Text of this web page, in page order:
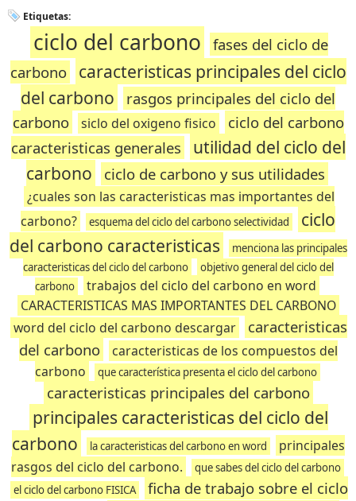
Etiquetas:
ciclo del carbono
fases del ciclo de
carbono
caracteristicas principales del ciclo
del carbono
rasgos principales del ciclo del
carbono
siclo del oxigeno fisico
ciclo del carbono
caracteristicas generales
utilidad del ciclo del
carbono
ciclo de carbono y sus utilidades
¿cuales son las caracteristicas mas importantes del
carbono?
esquema del ciclo del carbono selectividad
ciclo
del carbono caracteristicas
menciona las principales
caracteristicas del ciclo del carbono
objetivo general del ciclo del
carbono
trabajos del ciclo del carbono en word
CARACTERISTICAS MAS IMPORTANTES DEL CARBONO
word del ciclo del carbono descargar
caracteristicas
del carbono
caracteristicas de los compuestos del
carbono
que característica presenta el ciclo del carbono
caracteristicas principales del carbono
principales caracteristicas del ciclo del
carbono
la caracteristicas del carbono en word
principales
rasgos del ciclo del carbono.
que sabes del ciclo del carbono
el ciclo del carbono FISICA
ficha de trabajo sobre el ciclo